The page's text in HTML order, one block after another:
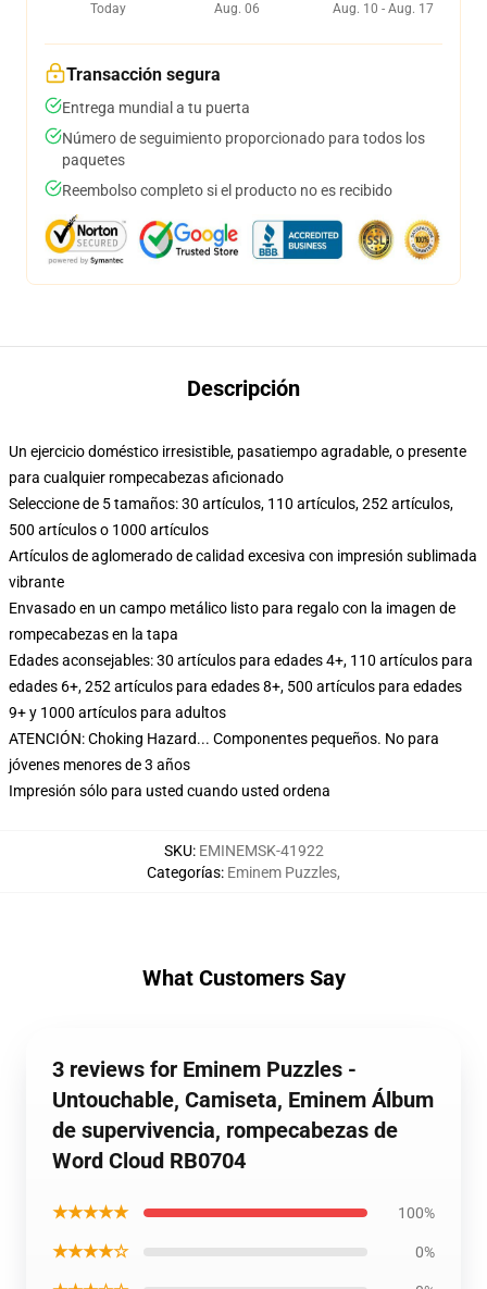
Today
Aug. 06
Aug. 10 - Aug. 17
Transacción segura
Entrega mundial a tu puerta
Número de seguimiento proporcionado para todos los
paquetes
Reembolso completo si el producto no es recibido
Descripción
Un ejercicio doméstico irresistible, pasatiempo agradable, o presente
para cualquier rompecabezas aficionado
Seleccione de 5 tamaños: 30 artículos, 110 artículos, 252 artículos,
500 artículos o 1000 artículos
Artículos de aglomerado de calidad excesiva con impresión sublimada
vibrante
Envasado en un campo metálico listo para regalo con la imagen de
rompecabezas en la tapa
Edades aconsejables: 30 artículos para edades 4+, 110 artículos para
edades 6+, 252 artículos para edades 8+, 500 artículos para edades
9+ y 1000 artículos para adultos
ATENCIÓN: Choking Hazard... Componentes pequeños. No para
jóvenes menores de 3 años
Impresión sólo para usted cuando usted ordena
SKU: EMINEMSK-41922
Categorías: Eminem Puzzles,
What Customers Say
3 reviews for Eminem Puzzles -
Untouchable, Camiseta, Eminem Álbum
de supervivencia, rompecabezas de
Word Cloud RB0704
★★★★★ 100%
★★★★☆ 0%